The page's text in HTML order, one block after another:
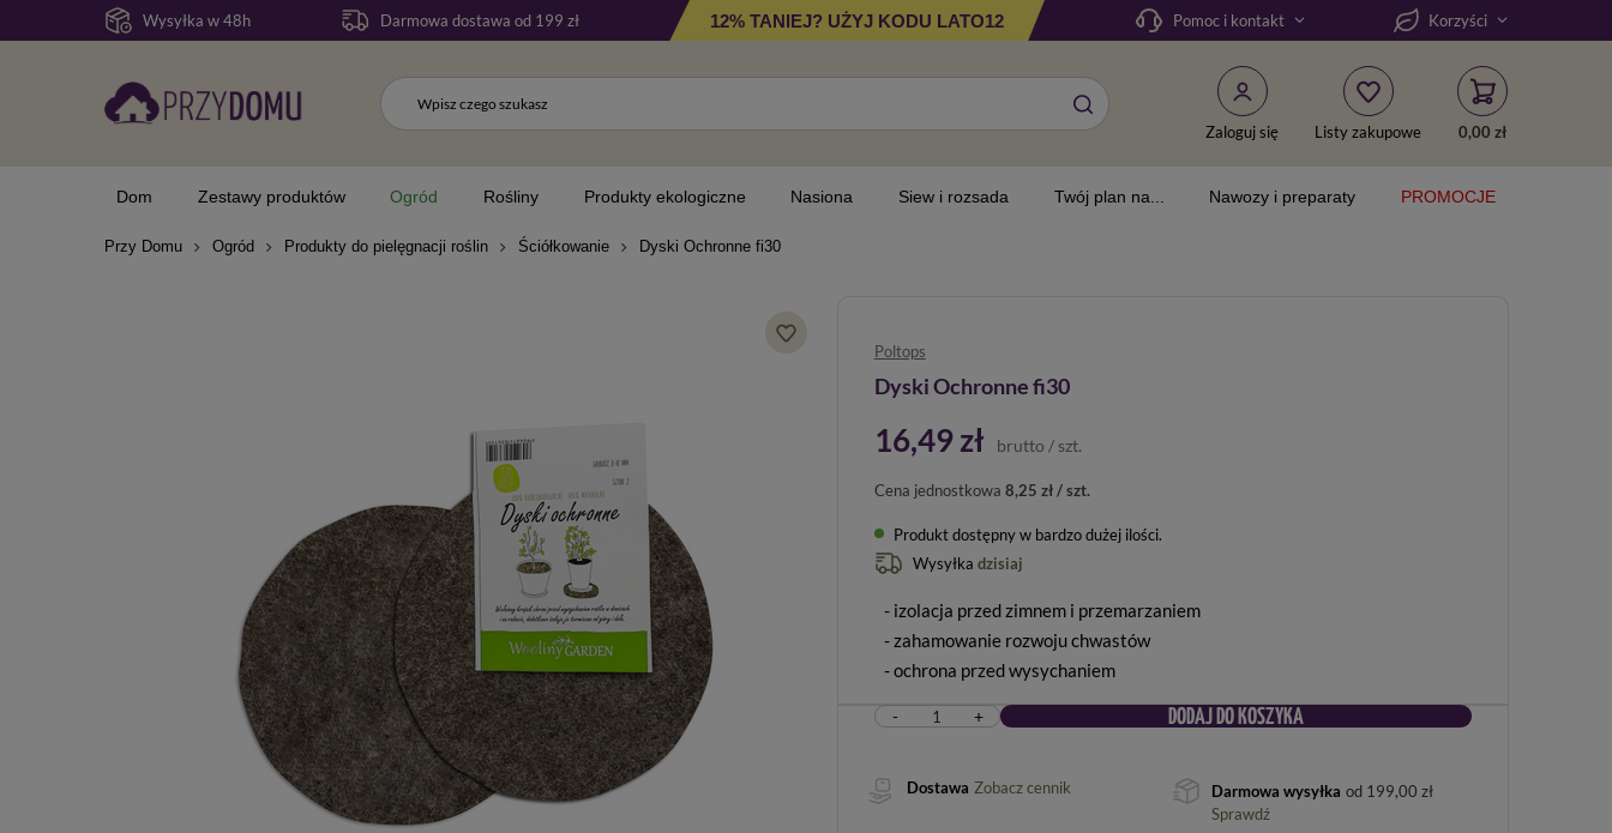
Wysyłka w 48h Darmowa dostawa od 199 zł 12% TANIEJ? UŻYJ KODU LATO12 Pomoc i kontakt Korzyści
Zaloguj się Listy zakupowe 0,00 zł
Dom Zestawy produktów Ogród Rośliny Produkty ekologiczne Nasiona Siew i rozsada Twój plan na... Nawozy i preparaty PROMOCJE
Przy Domu Ogród Produkty do pielęgnacji roślin Ściółkowanie Dyski Ochronne fi30
Poltops
Dyski Ochronne fi30
16,49 zł brutto / szt.
Cena jednostkowa 8,25 zł / szt.
Produkt dostępny w bardzo dużej ilości
Wysyłka dzisiaj
- izolacja przed zimnem i przemarzaniem
- zahamowanie rozwoju chwastów
- ochrona przed wysychaniem
- + DODAJ DO KOSZYKA
Dostawa Zobacz cennik Darmowa wysyłka od 199,00 zł
Sprawdź